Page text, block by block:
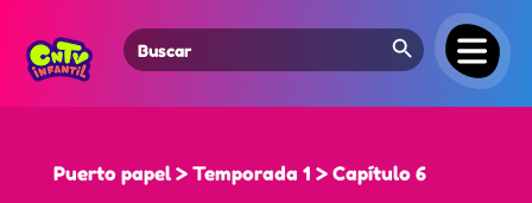
Search
for:
Search Button
Puerto papel > Temporada 1 > Capítulo 6